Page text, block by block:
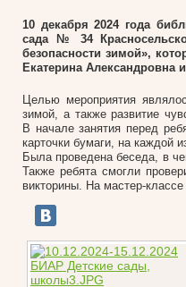
10 декабря 2024 года
сада № 34
безопасности зимой»,
Екатерина Александровна
Целью мероприятия
зимой, а также развитие
В начале занятия перед
карточки бумаги, на каждой
Была проведена беседа, в
Также ребята смогли
викторины. На мастер-